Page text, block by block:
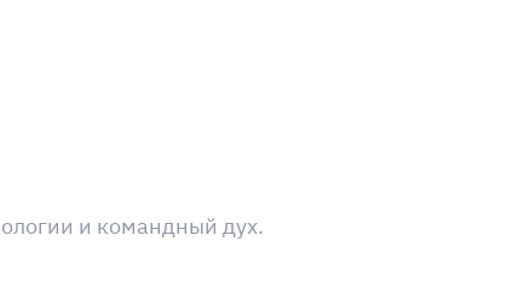
и командный дух.